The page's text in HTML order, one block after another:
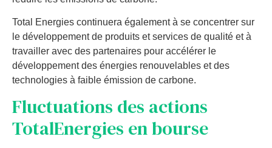
Total Energies continuera égal ementà se concentrer sur
le dével oppementde produits etservices de qual ité età
travailler avec des partenaires pour accé lérer le
dével oppementdes énergies renouvel ables etdes
technologies à faible émission de carbone.
Fluctuations des actions
TotalEnergies en bourse